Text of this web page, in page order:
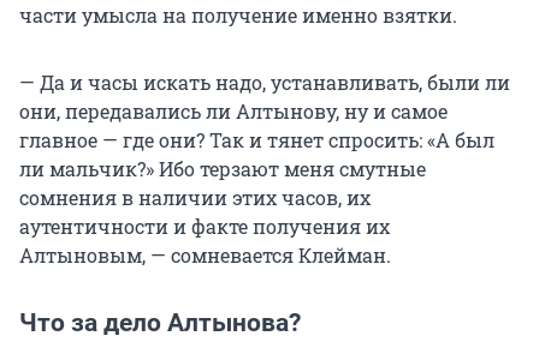
части умысла на получение именно взятки.
— Да и часы искать надо, устанавливать, были ли
они, передавались ли Алтынову, ну и самое
главное — где они? Так и тянет спросить: «А был
ли мальчик?» Ибо терзают меня смутные
сомнения в наличии этих часов, их
аутентичности и факте получения их
Алтыновым, — сомневается Клейман.
Что за дело Алтынова?